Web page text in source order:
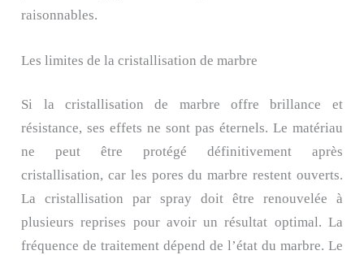
raisonnables.
Les limites de la cristallisation de marbre
Si la cristallisation de marbre offre brillance et
résistance, ses effets ne sont pas éternels. Le matériau
ne peut être protégé définitivement après
cristallisation, car les pores du marbre restent ouverts.
La cristallisation par spray doit être renouvelée à
plusieurs reprises pour avoir un résultat optimal. La
fréquence de traitement dépend de l’état du marbre. Le